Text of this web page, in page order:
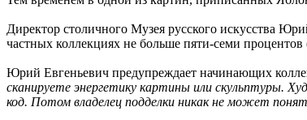
Директор столичного Музея русского искусства
частных коллекциях не больше пяти-семи
Юрий Евгеньевич предупреждает начинающих
сканируете энергетику картины или скульптуры.
код. Потом владелец подделки никак не может